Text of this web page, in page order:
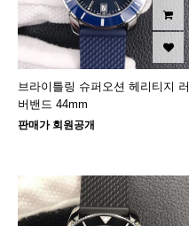
브라이틀링 슈퍼오션 헤리티지 러
버밴드 44mm
판매가 회원공개